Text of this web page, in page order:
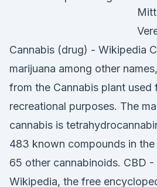
Cannabis (drug) - Wikipedia
marijuana among other
from the Cannabis plant used
recreational purposes. The
cannabis is
483 known compounds in
65 other cannabinoids. CBD -
Wikipedia, the free